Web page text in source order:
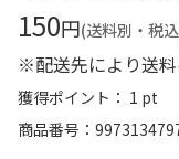
150円(送料別・税
※配送先により送料
獲得ポイント： 1 pt
商品番号